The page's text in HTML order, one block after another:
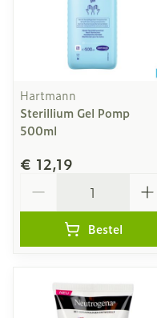
Hartmann
Sterillium Gel Pomp
500ml
€ 12,19
Bestel